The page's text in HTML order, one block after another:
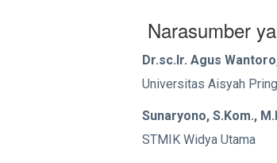
Narasumber
Dr.sc.Ir. Agus
Universitas Aisyah
Sunaryono, S.Kom.,
STMIK Widya Utama